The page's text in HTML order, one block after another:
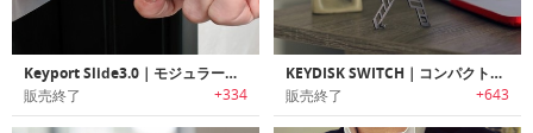
Keyport Slide3.0｜モジュラー式マルチキーツール「キーポートスライド3.0」
販売終了 +334
KEYDISK SWITCH｜コンパクトに鍵を持ち運べるキーオーガナイザー「キーディスクスイッチ」
販売終了 +643